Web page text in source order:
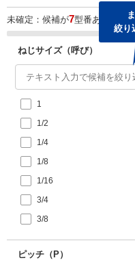
絞り
未確定：候補が7型番あります。
ねじサイズ（呼び）
1
1/2
1/4
1/8
1/16
3/4
3/8
ピッチ（P）